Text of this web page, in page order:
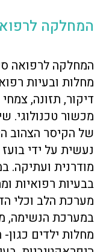
המחלקה
המחלקה לרפואה
מחלות ובעיות
דיקור, תזונה,
מכשור טכנולוגי.
של הקיסר הצהוב
נעשית על ידי
מודרנית ועתיקה.
בבעיות רפואיות
מערכת הלב וכלי
במערכת הנשימה,
מחלות ילדים